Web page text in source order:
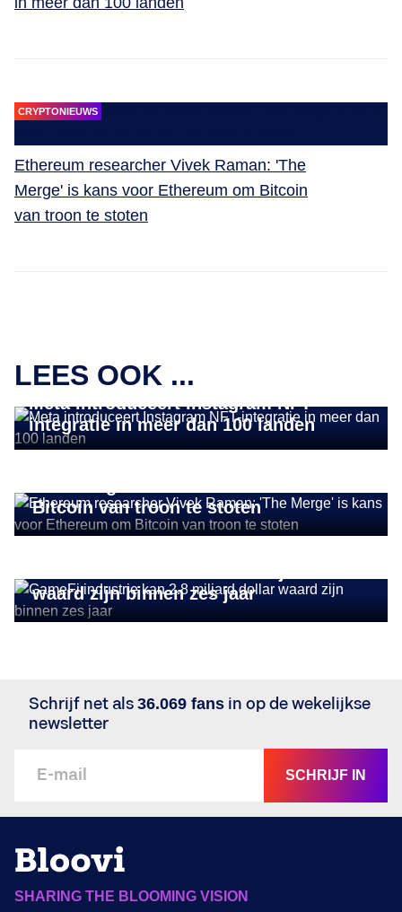
CRYPTONIEUWS
Ethereum researcher Vivek Raman: 'The
Merge' is kans voor Ethereum om Bitcoin
van troon te stoten
LEES OOK ...
CRYPTONIEUWS
Meta introduceert Instagram NFT-
integratie in meer dan 100 landen
CRYPTONIEUWS
Bitcoin van troon te stoten
waard zijn binnen zes jaar
Schrijf net als 36.069 fans in op de wekelijkse
newsletter
SCHRIJF IN
SHARING THE BLOOMING VISION